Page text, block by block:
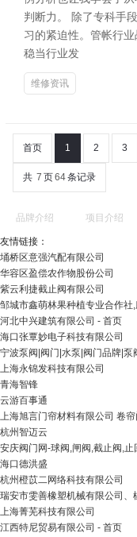
判断力。 除了专科手
习的紧迫性。管帐行
稳当行业发
维修资讯
首页 1 2 3
共 7 页64条记录
品牌介绍 项目介绍
友情链接：
埇桥区意强汽配有限公司
华容区盈偿农作物股份公司
紫云利捷截止阀有限公司
邹城市鑫萌林果种植专业合作
河北中兴建筑有限公司 - 首页
海口张覃妙电子科技有限公司
宁波泵阀|阀门|水泵|阀门品牌|泵
上海永锦发科技有限公司
青海智锋
云游百事通
上海旭言门帘材料有限公司 卷
杭州智迈云
安庆阀门网-球阀,闸阀,截止阀,止
海口德洪盛
杭州橙苡二网络科技有限公司
瑞安市雯善橡塑机械有限公司、
上海菁芜科技有限公司
江西特尼贸易有限公司 - 首页